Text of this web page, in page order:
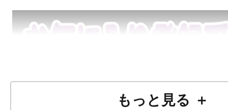
もっと見る ＋